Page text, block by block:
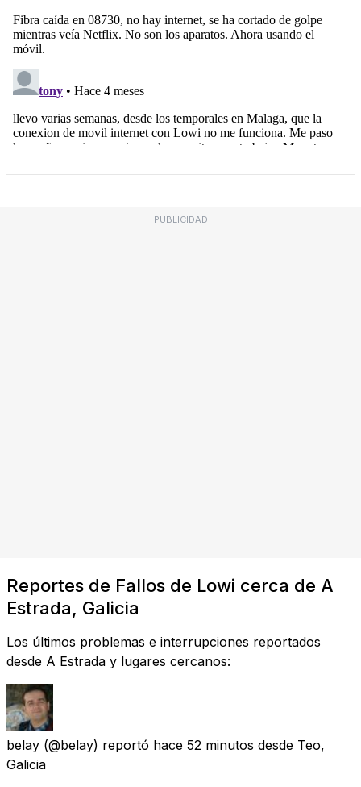
PUBLICIDAD
Reportes de Fallos de Lowi cerca de A
Estrada, Galicia
Los últimos problemas e interrupciones reportados
desde A Estrada y lugares cercanos:
belay (@belay) reportó hace 52 minutos desde Teo,
Galicia